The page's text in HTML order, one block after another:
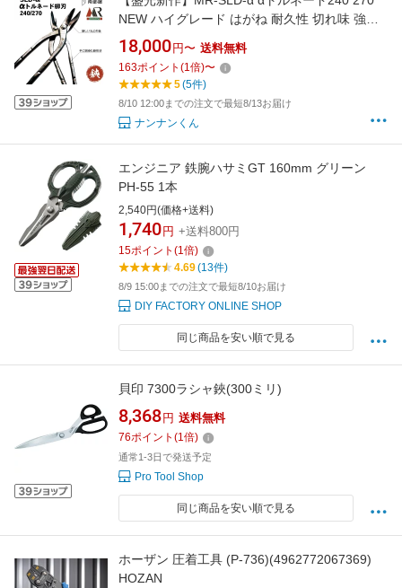
NEW ハイグレード はがね 耐久性 切れ味 強靭
性 金切鋏 日立 ステンレス 鋏 ハサミ はさみ 職
人 板金 工具 金物 大工 送料無料 道具 地金 ハガ
ネ 切断 手造り 在庫 板金職人 本物 板金工具 板
金はさみ 南部屋 ナンナン君 NANBUYA
18,000 円〜 送料無料
163ポイント (1倍)〜
5(5件)
8/10 12:00までの注文で最短8/13お届け
ナンナンくん
エンジニア 鉄腕ハサミGT 160mm グリーン
PH-55 1本
2,540円(価格+送料)
1,740 円 +送料800円
15ポイント (1倍)
4.69(13件)
8/9 15:00までの注文で最短8/10お届け
DIY FACTORY ONLINE SHOP
同じ商品を安い順で見る
貝印 7300ラシャ鋏(300ミリ)
8,368 円 送料無料
76ポイント (1倍)
通常1-3日で発送予定
Pro Tool Shop
同じ商品を安い順で見る
ホーザン 圧着工具 (P-736)(4962772067369)
HOZAN